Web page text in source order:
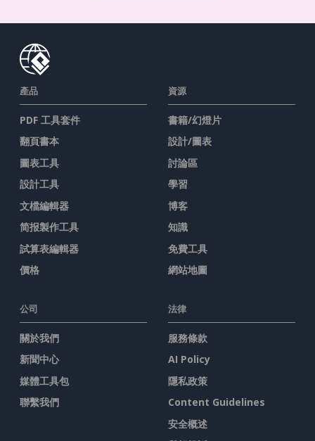
產品
PDF 工具套件
翻頁書本
圖表工具
設計工具
文檔編輯器
简报製作工具
試算表編輯器
價格
資源
書籍/幻燈片
設計/圖表
討論區
學習
博客
知識
免費工具
網站地圖
公司
關於我們
新聞中心
媒體工具包
聯繫我們
法律
服務條款
AI Policy
隱私政策
Content Guidelines
安全概述